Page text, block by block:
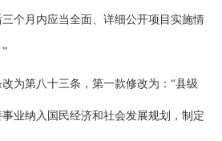
个月内应当全面、详细公开项目实施情
为第八十三条，第一款修改为：“县级
业纳入国民经济和社会发展规划，制定